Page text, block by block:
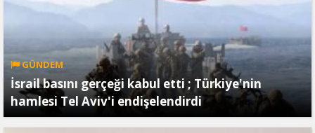
GÜNDEM
İsrail basını gerçeği kabul etti ; Türkiye'nin
hamlesi Tel Aviv'i endişelendirdi